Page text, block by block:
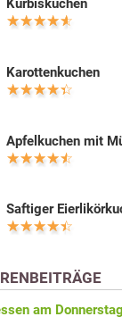
Kürbiskuchen
Karottenkuchen
Apfelkuchen mit
Saftiger
am